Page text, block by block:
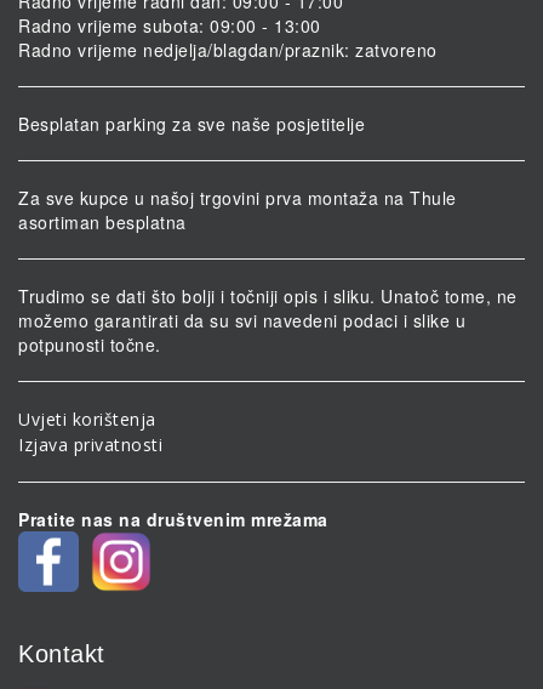
Radno vrijeme subota: 09:00 - 13:00
Radno vrijeme nedjelja/blagdan/praznik: zatvoreno
Besplatan parking za sve naše posjetitelje
Za sve kupce u našoj trgovini prva montaža na Thule
asortiman besplatna
Trudimo se dati što bolji i točniji opis i sliku. Unatoč tome, ne
možemo garantirati da su svi navedeni podaci i slike u
potpunosti točne.
Uvjeti korištenja
Izjava privatnosti
Pratite nas na društvenim mrežama
Kontakt